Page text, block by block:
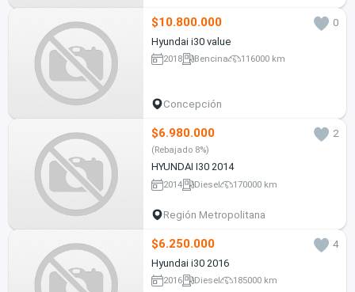
$10.800.000
0
Hyundai i30 value
2018 Bencina 116000 km
Concepción
$6.980.000 2
(Rebajado 8%)
HYUNDAI I30 2014
2014 Diesel 170000 km
Región Metropolitana
$6.250.000
4
Hyundai i30 2016
2016 Diesel 185000 km